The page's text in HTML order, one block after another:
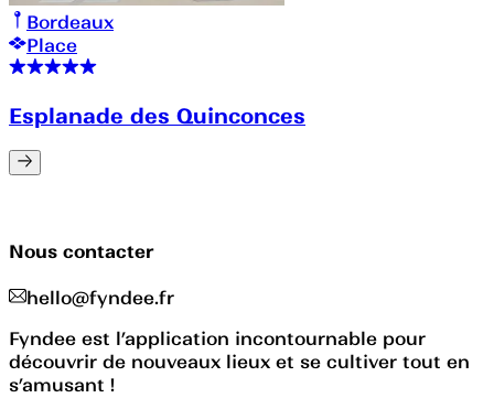
Bordeaux
Place
Esplanade des Quinconces
Nous contacter
hello@fyndee.fr
Fyndee est l’application incontournable pour
découvrir de nouveaux lieux et se cultiver tout en
s’amusant !